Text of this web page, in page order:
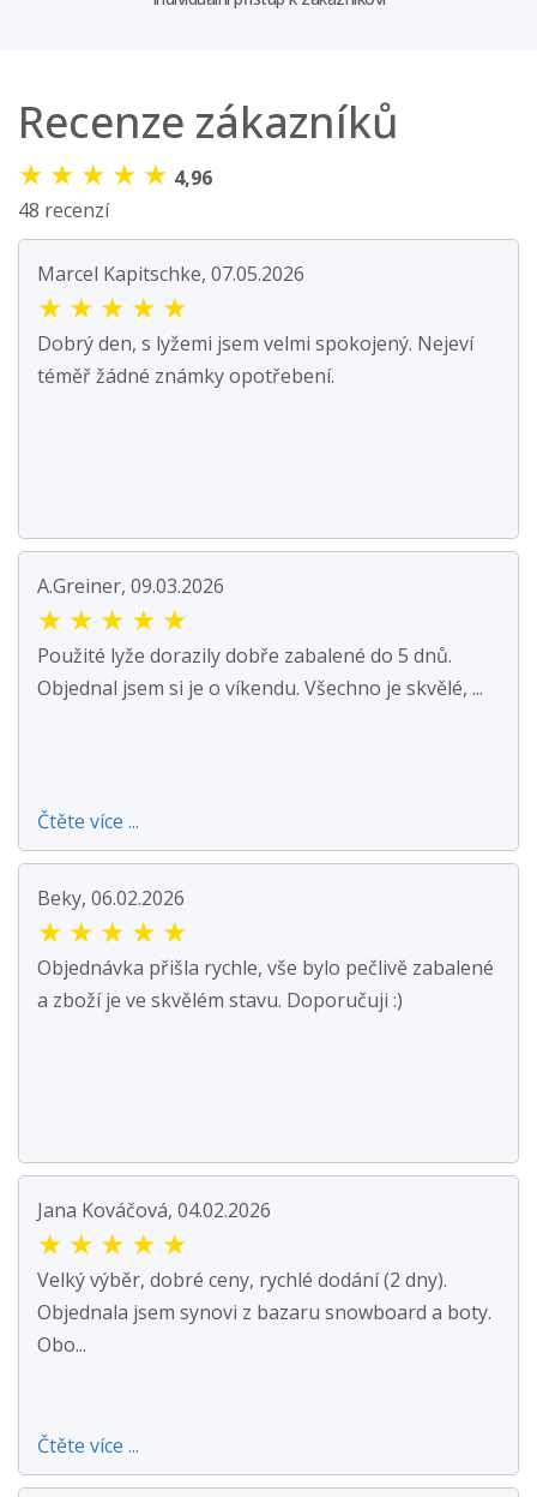
Recenze zákazníků
★ ★ ★ ★ ★ 4,96
48 recenzí
Marcel Kapitschke, 07.05.2026
★ ★ ★ ★ ★
Dobrý den, s lyžemi jsem velmi spokojený. Nejeví
téměř žádné známky opotřebení.
A.Greiner, 09.03.2026
★ ★ ★ ★ ★
Použité lyže dorazily dobře zabalené do 5 dnů.
Objednal jsem si je o víkendu. Všechno je skvělé, ...
Čtěte více ...
Beky, 06.02.2026
★ ★ ★ ★ ★
Objednávka přišla rychle, vše bylo pečlivě zabalené
a zboží je ve skvělém stavu. Doporučuji :)
Jana Kováčová, 04.02.2026
★ ★ ★ ★ ★
Velký výběr, dobré ceny, rychlé dodání (2 dny).
Objednala jsem synovi z bazaru snowboard a boty.
Obo...
Čtěte více ...